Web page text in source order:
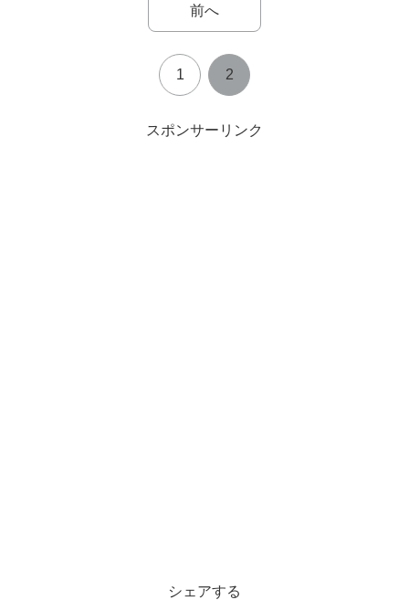
前へ
1 2
スポンサーリンク
シェアする